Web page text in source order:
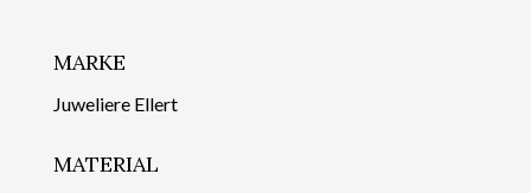
MARKE
Juweliere Ellert
MATERIAL